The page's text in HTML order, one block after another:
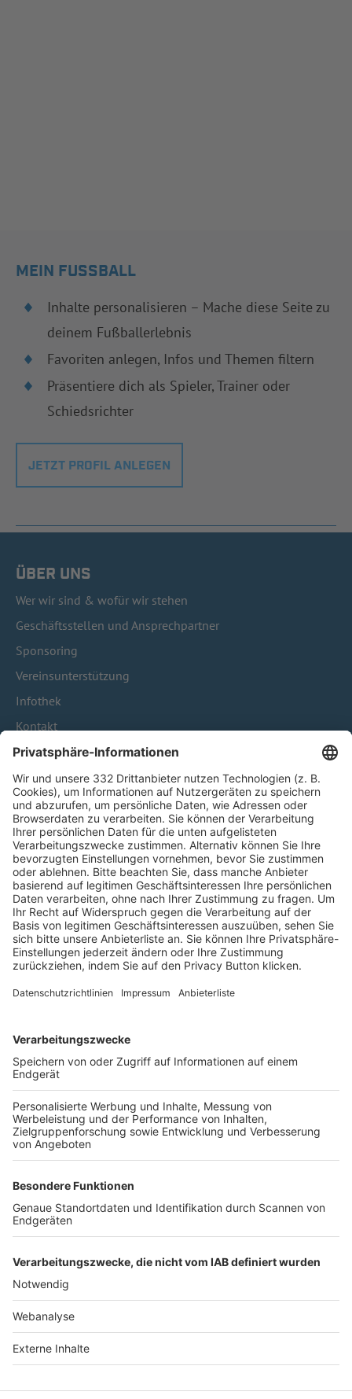
MEIN FUSSBALL
Inhalte personalisieren – Mache diese Seite zu
deinem Fußballerlebnis
Favoriten anlegen, Infos und Themen filtern
Präsentiere dich als Spieler, Trainer oder
Schiedsrichter
JETZT PROFIL ANLEGEN
ÜBER UNS
Wer wir sind & wofür wir stehen
Geschäftsstellen und Ansprechpartner
Sponsoring
Vereinsunterstützung
Infothek
Kontakt
HÄUFIG BESUCHTE SEITEN
Pässe und Vereinswechsel
Trainerausbildung
Schulungsangebot Vereinsmitarbeiter
BFV-Geschäftsstellen
Trainerbörse
Login SpielPlus
FOLGE DEM BFV
TOP-VEREINE
TOP-PARTNER
Nutzungsbedingungen Datenschutz Impressum